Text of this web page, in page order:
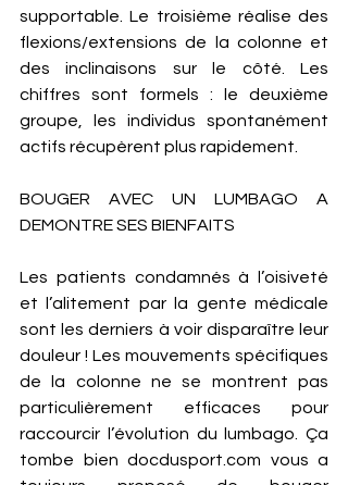
supportable. Le troisième réalise des
flexions/extensions de la colonne et
des inclinaisons sur le côté. Les
chiffres sont formels : le deuxième
groupe, les individus spontanément
actifs récupèrent plus rapidement.
BOUGER AVEC UN LUMBAGO A
DEMONTRE SES BIENFAITS
Les patients condamnés à l’oisiveté
et l’alitement par la gente médicale
sont les derniers à voir disparaître leur
douleur ! Les mouvements spécifiques
de la colonne ne se montrent pas
particulièrement efficaces pour
raccourcir l’évolution du lumbago. Ça
tombe bien docdusport.com vous a